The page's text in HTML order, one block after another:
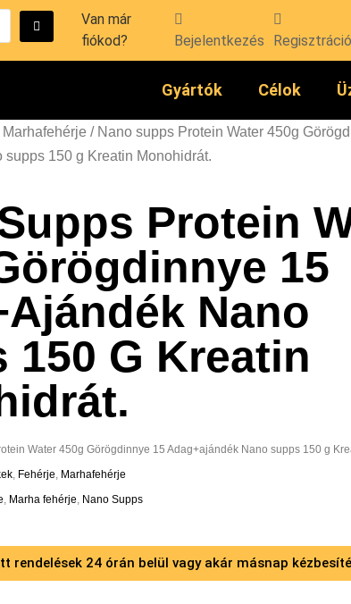
Van már
fiókod?
Bejelentkezés Regisztráció
Gyártók Célok
Marhafehérje / Nano supps Protein Water 450g
150 g Kreatin Monohidrát.
Protein
15
Nano
150 G Kreatin
Water 450g Görögdinnye 15 Adag+ajándék Nano supps 150 g
, Fehérje, Marhafehérje
, Marha fehérje, Nano Supps
rendelések 24 órán belül vagy akár másnap